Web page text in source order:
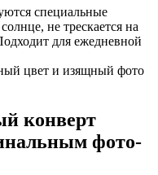
специальные
не трескается на
для ежедневной
цвет и изящный фото
конверт
фото-